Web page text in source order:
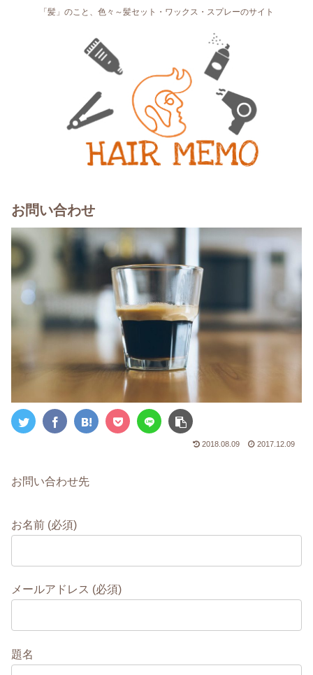
「髪」のこと、色々～髪セット・ワックス・スプレーのサイト
お問い合わせ
2018.08.09 2017.12.09
お問い合わせ先
お名前 (必須)
メールアドレス (必須)
題名